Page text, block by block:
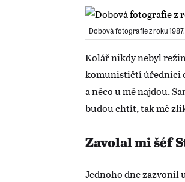
Dobová fotografie z roku
Kolář nikdy nebyl
komunističtí úředníci
a něco u mě najdou.
budou chtít, tak mě
Zavolal mi šéf
Jednoho dne zazvonil